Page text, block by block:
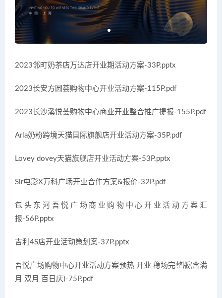
2023邻町奶茶店万达店开业期活动方案-33P.pptx
2023长安方圆荟购物中心开业活动方案-115P.pdf
2023长沙溪悦荟购物中心商业开业整合推广提报-155P.pdf
Arla奶粉跨境天猫国际旗舰店开业活动方案-35P.pdf
Lovey dovey天猫旗舰店开业活动方案-53P.pptx
Sir电影X万科广场开业合作方案&报价-32P.pdf
包头东河吾悦广场商业购物中心开业活动方案汇
报-56P.pptx
吉利4S店开业活动策划案-37P.pptx
吾悦广场购物中心开业活动方案预热 开业 稳场完整版(含满
月 双月 百日庆)-75P.pdf